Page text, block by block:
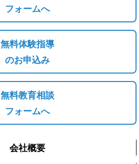
フォームへ
無料体験指導
のお申込み
無料教育相談
フォームへ
会社概要